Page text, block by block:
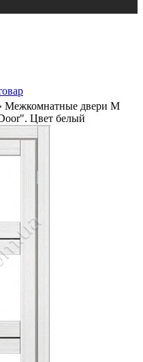
Межкомнатные двери M
Цвет белый